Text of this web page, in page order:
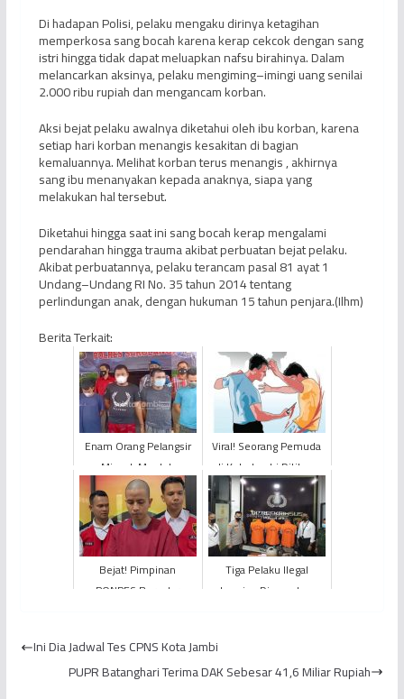
Di hadapan Polisi, pelaku mengaku dirinya ketagihan
memperkosa sang bocah karena kerap cekcok dengan sang
istri hingga tidak dapat meluapkan nafsu birahinya. Dalam
melancarkan aksinya, pelaku mengiming–imingi uang senilai
2.000 ribu rupiah dan mengancam korban.
Aksi bejat pelaku awalnya diketahui oleh ibu korban, karena
setiap hari korban menangis kesakitan di bagian
kemaluannya. Melihat korban terus menangis , akhirnya
sang ibu menanyakan kepada anaknya, siapa yang
melakukan hal tersebut.
Diketahui hingga saat ini sang bocah kerap mengalami
pendarahan hingga trauma akibat perbuatan bejat pelaku.
Akibat perbuatannya, pelaku terancam pasal 81 ayat 1
Undang–Undang RI No. 35 tahun 2014 tentang
perlindungan anak, dengan hukuman 15 tahun penjara.(Ilhm)
Berita Terkait:
Enam Orang Pelangsir
Minyak Mentah
Ditangkap Polisi
Viral! Seorang Pemuda
di Kota Jambi Ditikam
Orang Tak Dikenal
Bejat! Pimpinan
PONPES Bergelar
Korban D...
Tiga Pelaku Ilegal
Logging Diamankan
Ini Dia Jadwal Tes CPNS Kota Jambi
PUPR Batanghari Terima DAK Sebesar 41,6 Miliar Rupiah